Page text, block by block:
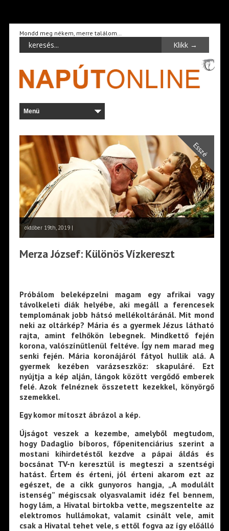
Mondd meg nékem, merre találom…
Esszé
október 19th, 2019 |
Merza József: Különös Vízkereszt
Próbálom beleképzelni magam egy afrikai vagy
távolkeleti diák helyébe, aki megáll a ferencesek
templomának jobb hátsó mellékoltáránál. Mit mond
neki az oltárkép? Mária és a gyermek Jézus látható
rajta, amint felhőkön lebegnek. Mindkettő fején
korona, valószínűtlenül feltéve. Így nem marad meg
senki fején. Mária koronájáról fátyol hullik alá. A
gyermek kezében varázseszköz: skapuláré. Ezt
nyújtja a kép alján, lángok között vergődő emberek
felé. Azok felnéznek összetett kezekkel, könyörgő
szemekkel.
Egy komor mítoszt ábrázol a kép.
Újságot veszek a kezembe, amelyből megtudom,
hogy Dadaglio bíboros, főpenitenciárius szerint a
mostani kihirdetéstől kezdve a pápai áldás és
bocsánat TV-n keresztül is megteszi a szentségi
hatást. Értem és érteni, jól érteni akarom ezt az
egészet, de a cikk gunyoros hangja, „A modulált
istenség” mégiscsak olyasvalamit idéz fel bennem,
hogy lám, a Hivatal birtokba vette, megszentelte az
elektromos hullámokat, valamit csinált vele, amit
csak a Hivatal tehet vele, s ettől fogva az így előálló